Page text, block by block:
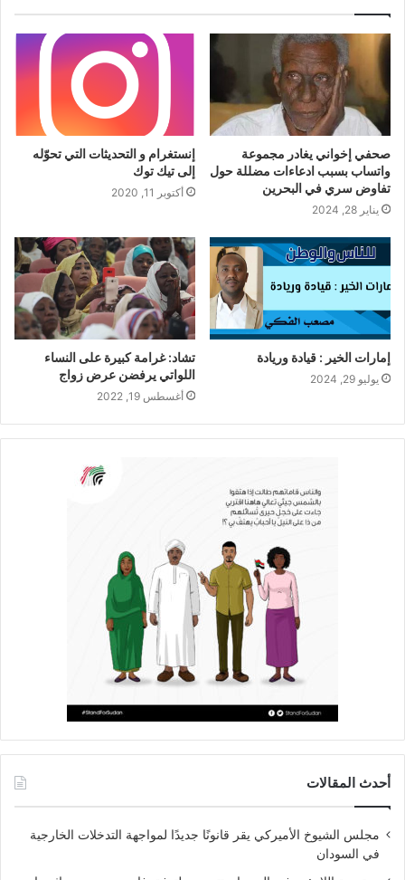
صحفي إخواني يغادر مجموعة
واتساب بسبب ادعاءات مضللة حول
تفاوض سري في البحرين
يناير 28, 2024
إنستغرام و التحديثات التي تحوّله
إلى تيك توك
أكتوبر 11, 2020
إمارات الخير : قيادة وريادة
يوليو 29, 2024
تشاد: غرامة كبيرة على النساء
اللواتي يرفضن عرض زواج
أغسطس 19, 2022
أحدث المقالات
مجلس الشيوخ الأميركي يقر قانونًا جديدًا لمواجهة التدخلات الخارجية
في السودان